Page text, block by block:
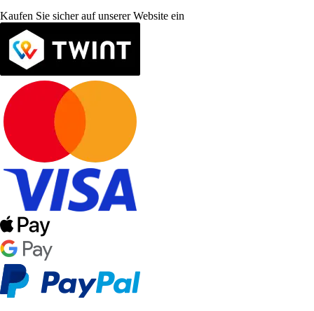
Kaufen Sie sicher auf unserer Website ein